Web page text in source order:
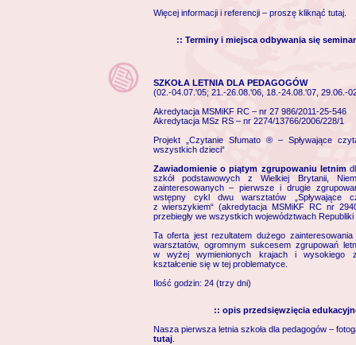
Więcej informacji i referencji – proszę kliknąć tutaj.
:: Terminy i miejsca odbywania się
SZKOŁA LETNIA DLA PEDAGOGÓW
(02.-04.07.'05; 21.-26.08.'06, 18.-24.08.'07, 29.06.-
Akredytacja MSMiKF RC – nr 27 986/2011-25-546
Akredytacja MSz RS – nr 2274/13766/2006/228/1
Projekt „Czytanie Sfumato ® – Spływające
wszystkich dzieci“
Zawiadomienie o piątym zgrupowaniu letnim
szkół podstawowych z Wielkiej Brytanii,
zainteresowanych – pierwsze i drugie
wstępny cykl dwu warsztatów „Spływające
z wierszykiem“ (akredytacja MSMiKF RC nr
przebiegły we wszystkich województwach Republiki
Ta oferta jest rezultatem dużego
warsztatów, ogromnym sukcesem zgrupowań
w wyżej wymienionych krajach i wysokiego
kształcenie się w tej problematyce.
Ilość godzin: 24 (trzy dni)
:: opis przedsięwzięcia
Nasza pierwsza letnia szkoła dla pedagogów –
tutaj.